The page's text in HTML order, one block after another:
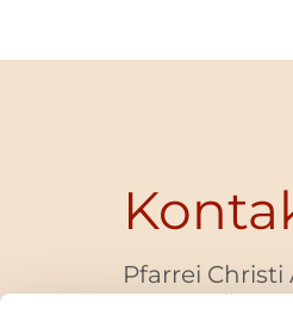
Pfarrei
Bayernallee